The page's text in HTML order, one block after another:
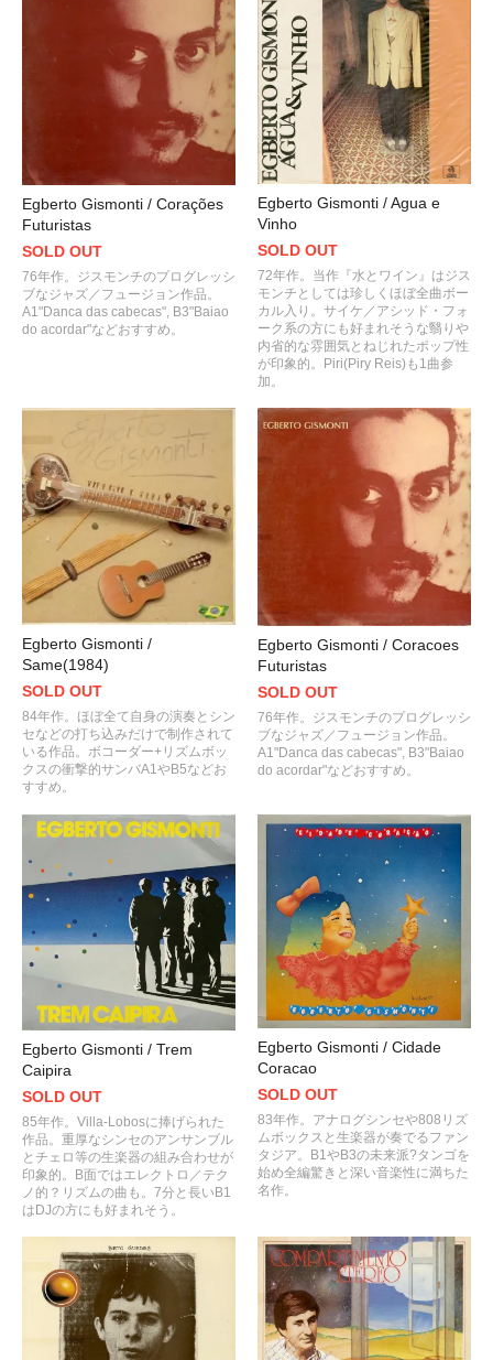
Egberto Gismonti / Corações
Futuristas
SOLD OUT
76年作。ジスモンチのプログレッシ
ブなジャズ／フュージョン作品。
A1"Danca das cabecas", B3"Baiao
do acordar"などおすすめ。
Egberto Gismonti / Agua e
Vinho
SOLD OUT
72年作。当作『水とワイン』はジス
モンチとしては珍しくほぼ全曲ボー
カル入り。サイケ／アシッド・フォ
ーク系の方にも好まれそうな翳りや
内省的な雰囲気とねじれたポップ性
が印象的。Piri(Piry Reis)も1曲参
加。
Egberto Gismonti /
Same(1984)
SOLD OUT
84年作。ほぼ全て自身の演奏とシン
セなどの打ち込みだけで制作されて
いる作品。ボコーダー+リズムボッ
クスの衝撃的サンバA1やB5などお
すすめ。
Egberto Gismonti / Coracoes
Futuristas
SOLD OUT
76年作。ジスモンチのプログレッシ
ブなジャズ／フュージョン作品。
A1"Danca das cabecas", B3"Baiao
do acordar"などおすすめ。
Egberto Gismonti / Trem
Caipira
SOLD OUT
85年作。Villa-Lobosに捧げられた
作品。重厚なシンセのアンサンブル
とチェロ等の生楽器の組み合わせが
印象的。B面ではエレクトロ／テク
ノ的？リズムの曲も。7分と長いB1
はDJの方にも好まれそう。
Egberto Gismonti / Cidade
Coracao
SOLD OUT
83年作。アナログシンセや808リズ
ムボックスと生楽器が奏でるファン
タジア。B1やB3の未来派?タンゴを
始め全編驚きと深い音楽性に満ちた
名作。